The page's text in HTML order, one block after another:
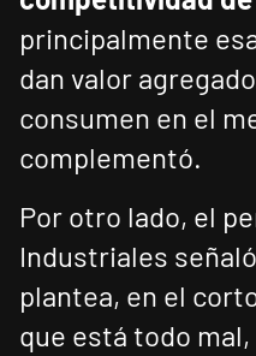
principalmente
dan valor
consumen en el
complementó.
Por otro lado, el
Industriales
plantea, en el
que está todo mal,